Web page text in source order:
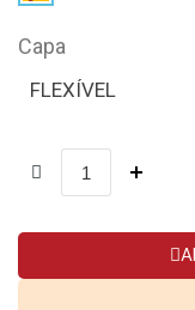
Capa
FLEXÍVEL